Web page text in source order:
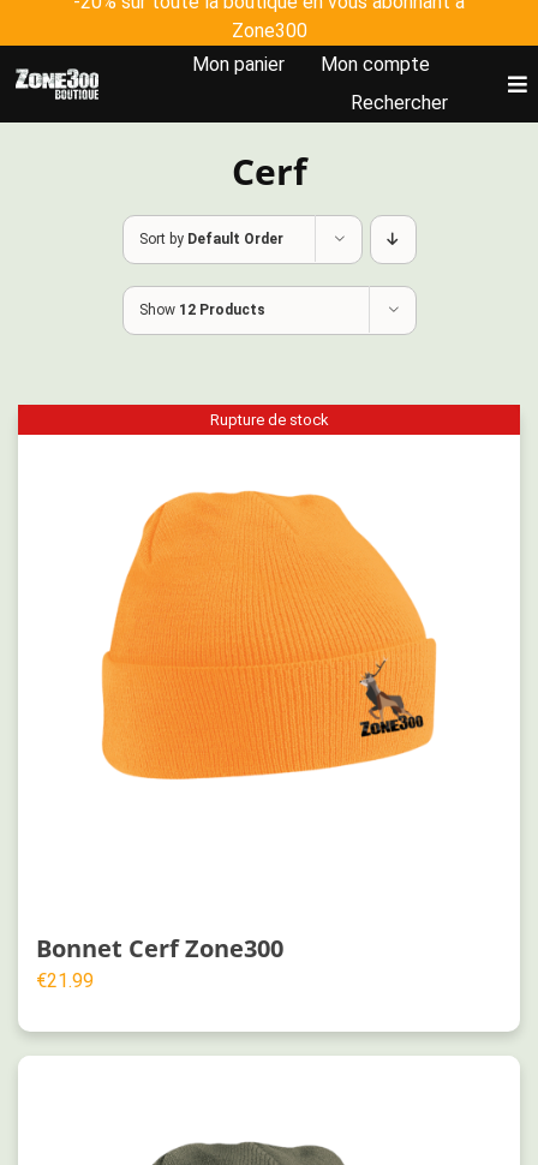
to
content
Zone300
Mon panier
Mon compte
Rechercher
Tous les produits
Johanna Clermont
Cerf
Sort by Default Order
Show 12 Products
Rupture de stock
Bonnet Cerf Zone300
€21.99